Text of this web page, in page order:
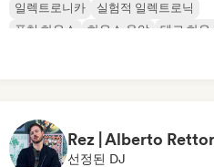
일렉트로니카
실험적 일렉트로닉
퓨처 하우스
하우스 음악 테크 하우
Rez | Alberto
선정된 DJ